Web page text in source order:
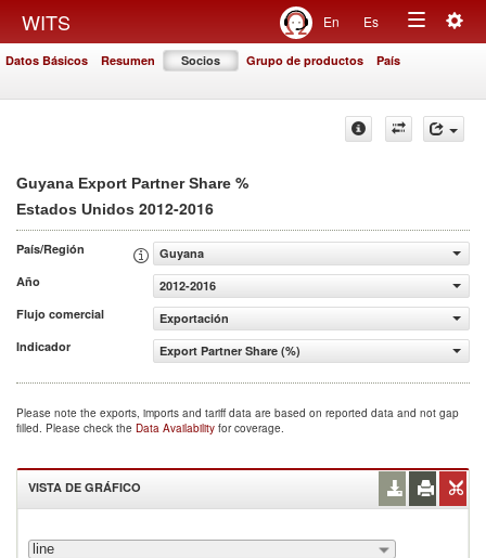
WITS En Es
Toggle
Datos Básicos Resumen Socios Grupo de productos País
Guyana Export Partner Share %
Estados Unidos 2012-2016
País/Región
Guyana
Año
2012-2016
Flujo comercial
Exportación
Indicador
Export Partner Share (%)
Please note the exports, imports and tariff data are based on reported data and not gap
filled. Please check the Data Availability for coverage.
VISTA DE GRÁFICO
line